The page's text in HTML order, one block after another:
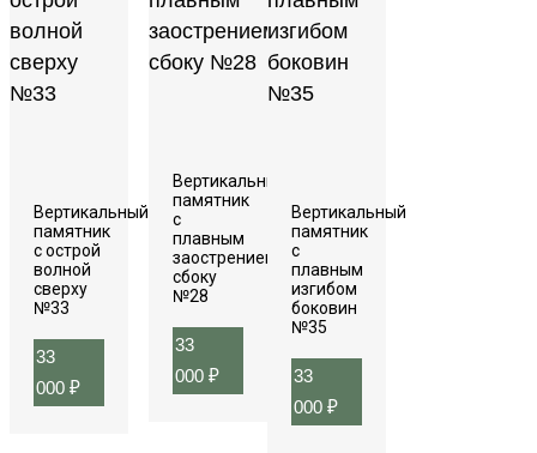
Вертикальный
памятник
с острой
волной
сверху
№33
33
000 ₽
Вертикальный
памятник
с
плавным
заострением
сбоку
№28
33
000 ₽
Вертикальный
памятник
с
плавным
изгибом
боковин
№35
33
000 ₽